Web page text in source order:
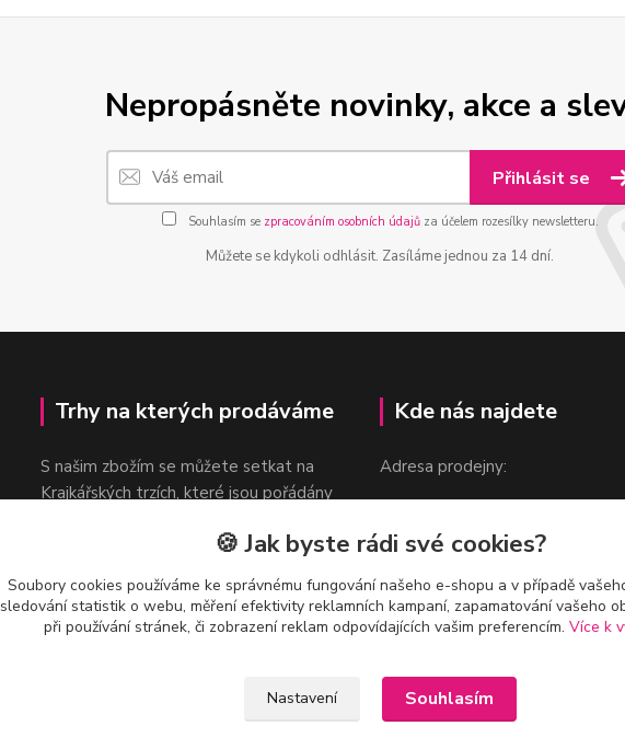
Nepropásněte novinky, akce a
Přihlásit se
Souhlasím se zpracováním osobních údajůza účelem rozesílky newsletteru.
Můžete se kdykoli odhlásit. Zasíláme jednou za 14 dní.
Trhy na kterých prodáváme
S našim zbožím se můžete setkat na
Krajkářských trzích, které jsou pořádány
Kde nás najdete
Adresa prodejny:
v blízkosti stanice Metra B -
Českomoravská
🍪 Jak byste rádi své cookies?
Soubory cookies používáme ke správnému fungování našeho e-shopu a v případě
sledování statistik o webu, měření efektivity reklamních kampaní, zapamatování vašeho
při používání stránek, či zobrazení reklam odpovídajících vašim preferencím. Více k
Nastavení Souhlasím